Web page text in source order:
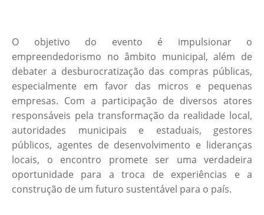
O objetivo do evento é impulsionar o
empreendedorismo no âmbito municipal, além de
debater a desburocratização das compras públicas,
especialmente em favor das micros e pequenas
empresas. Com a participação de diversos atores
responsáveis pela transformação da realidade local,
autoridades municipais e estaduais, gestores
públicos, agentes de desenvolvimento e lideranças
locais, o encontro promete ser uma verdadeira
oportunidade para a troca de experiências e a
construção de um futuro sustentável para o país.